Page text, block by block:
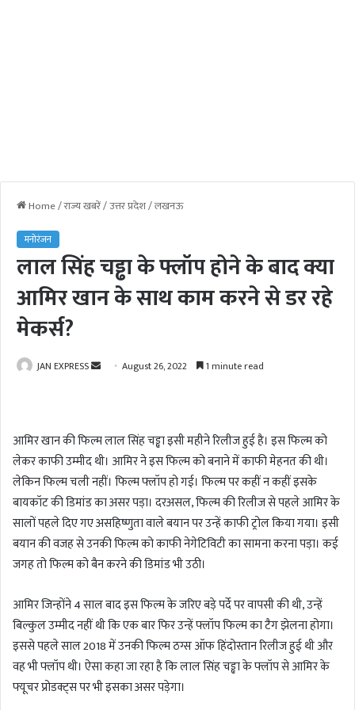
Home/राज्य खबरें/उत्तर प्रदेश/लखनऊ
मनोरंजन
लाल सिंह चड्ढा के फ्लॉप होने के बाद क्या
आमिर खान के साथ काम करने से डर रहे
मेकर्स?
JAN EXPRESS
a
n
e
m
a
i
l
August 26, 2022 1 minute read
आमिर खान की फिल्म लाल सिंह चड्ढा इसी महीने रिलीज हुई है। इस फिल्म को
लेकर काफी उम्मीद थी। आमिर ने इस फिल्म को बनाने में काफी मेहनत की थी।
लेकिन फिल्म चली नहीं। फिल्म फ्लॉप हो गई। फिल्म पर कहीं न कहीं इसके
बायकॉट की डिमांड का असर पड़ा। दरअसल, फिल्म की रिलीज से पहले आमिर के
सालों पहले दिए गए असहिष्णुता वाले बयान पर उन्हें काफी ट्रोल किया गया। इसी
बयान की वजह से उनकी फिल्म को काफी नेगेटिविटी का सामना करना पड़ा। कई
जगह तो फिल्म को बैन करने की डिमांड भी उठी।
आमिर जिन्होंने 4 साल बाद इस फिल्म के जरिए बड़े पर्दे पर वापसी की थी, उन्हें
बिल्कुल उम्मीद नहीं थी कि एक बार फिर उन्हें फ्लॉप फिल्म का टैग झेलना होगा।
इससे पहले साल 2018 में उनकी फिल्म ठग्स ऑफ हिंदोस्तान रिलीज हुई थी और
वह भी फ्लॉप थी। ऐसा कहा जा रहा है कि लाल सिंह चड्ढा के फ्लॉप से आमिर के
फ्यूचर प्रोडक्ट्स पर भी इसका असर पड़ेगा।